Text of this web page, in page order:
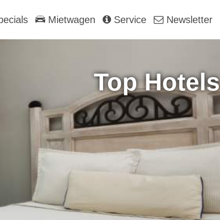
Mietwagen Service Newsletter
Top Hotels